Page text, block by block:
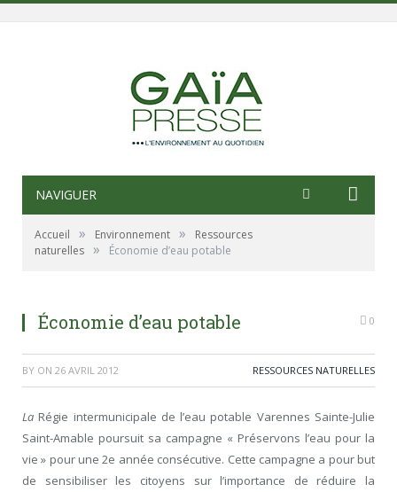
NAVIGUER
Accueil » Environnement »
Ressources
naturelles » Économie d’eau potable
Économie d’eau potable 0
BY ON 26 AVRIL 2012 RESSOURCES NATURELLES
La Régie intermunicipale de l’eau potable Varennes Sainte-Julie
Saint-Amable poursuit sa campagne « Préservons l’eau pour la
vie » pour une 2e année consécutive. Cette campagne a pour but
de sensibiliser les citoyens sur l’importance de réduire la